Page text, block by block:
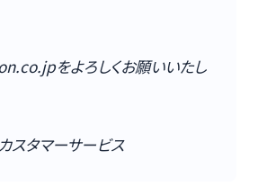
をよろしくお願いいたし
タマーサービス